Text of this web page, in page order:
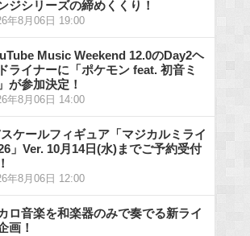
ジシリーズの締めくくり！
年8月06日 19:00
Music Weekend 12.0のDay2ヘ
ライナーに「ポケモン feat. 初音ミ
が参加決定！
年8月06日 14:00
ケールフィギュア「マジカルミライ
」Ver. 10月14日(水)までご予約受付
年8月06日 12:00
ロ音楽を和楽器のみで奏でる新ライ
画！